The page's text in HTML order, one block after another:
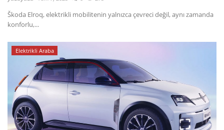
Dil
Škoda Elroq, elektrikli mobilitenin yalnızca çevreci değil, aynı zamanda
konforlu,...
Elektrikli Araba